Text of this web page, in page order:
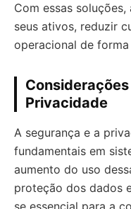
Com essas
seus ativos, reduzir
operacional de
Privacidade
A segurança e a
fundamentais em
aumento do uso
proteção dos dados